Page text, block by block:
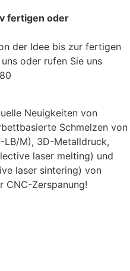
fertigen oder
der Idee bis zur fertigen
oder rufen Sie uns
Neuigkeiten von
Schmelzen von
LB/M), 3D-Metalldruck,
laser melting) und
laser sintering) von
CNC-Zerspanung!